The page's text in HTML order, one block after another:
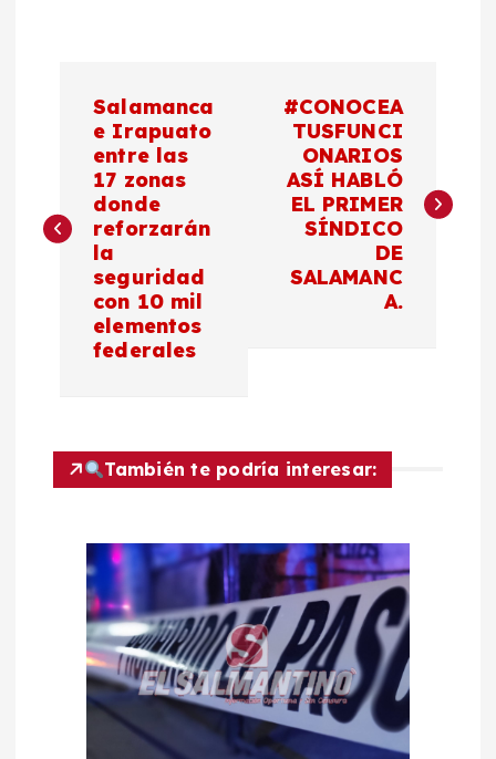
e
Salamanca
e Irapuato
entre las
17 zonas
donde
reforzarán
la
seguridad
con 10 mil
elementos
federales
#CONOCEA
TUSFUNCI
ONARIOS
ASÍ HABLÓ
EL PRIMER
SÍNDICO
DE
SALAMANC
A.
También te podría interesar: